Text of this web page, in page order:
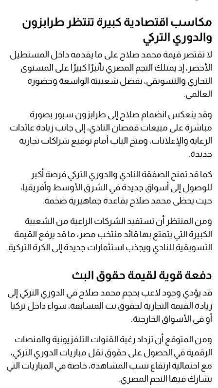
مكاسب اقتصادية كبيرة تنتظر طرابزون
والدوري التركي
لا تقتصر قيمة محمد صلاح على ما يقدمه داخل المستطيل
الأخضر، إذ يمتلك النجم المصري تأثيرًا كبيرًا على المستوى
التجاري والتسويقي، بفضل شعبيته الواسعة وحضوره
العالمي.
وقد ينعكس انضمام صلاح إلى طرابزون سبور بصورة
مباشرة على مبيعات قمصان النادي، إلى جانب زيادة عائدات
الرعاية والإعلانات، وفتح الباب أمام توقيع شراكات تجارية
جديدة.
كما قد تمنح الصفقة النادي والدوري التركي فرصة أكبر
للوصول إلى أسواق جديدة في الشرق الأوسط وأفريقيا،
حيث يحظى محمد صلاح بقاعدة جماهيرية ضخمة.
ومن المنتظر أن تستفيد الشركات الراعية من الشعبية
الكبيرة التي يتمتع بها قائد منتخب مصر، ما قد يرفع القيمة
التسويقية للنادي ويجذب استثمارات جديدة إلى الكرة التركية.
دفعة قوية لقيمة حقوق البث
قد يؤدي وجود لاعب بحجم محمد صلاح في الدوري التركي إلى
زيادة القيمة التجارية لحقوق بث المسابقة، سواء داخل تركيا
أو في الأسواق الخارجية.
ومن المتوقع أن تزداد رغبة القنوات التلفزيونية والمنصات
الرقمية في الحصول على حقوق نقل مباريات الدوري التركي،
مع احتمالية ارتفاع نسب المشاهدة، خاصة في المباريات التي
يشارك فيها النجم المصري.